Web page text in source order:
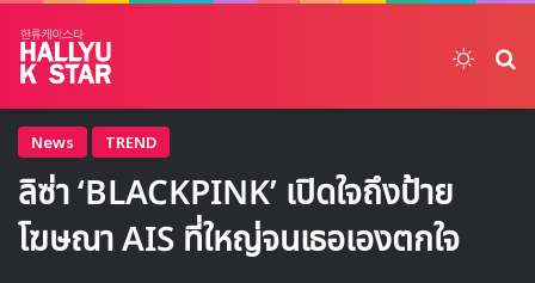
News TREND
ลิซ่า ‘BLACKPINK’ เปิดใจถึงป้าย
โฆษณา AIS ที่ใหญ่จนเธอเองตกใจ